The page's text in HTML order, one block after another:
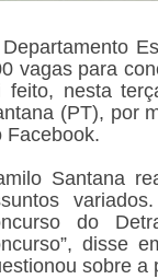
vagas para
feito, nesta
(PT), por
Facebook.
Santana
do
disse
sobre a